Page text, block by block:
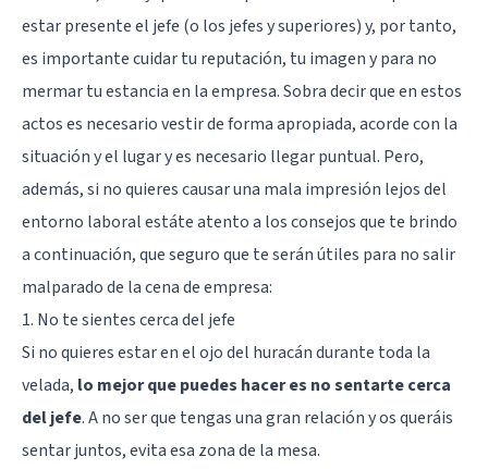
estar presente el jefe (o los jefes y superiores) y, por tanto,
es importante cuidar tu reputación, tu imagen y para no
mermar tu estancia en la empresa. Sobra decir que en estos
actos es necesario vestir de forma apropiada, acorde con la
situación y el lugar y es necesario llegar puntual. Pero,
además, si no quieres causar una mala impresión lejos del
entorno laboral estáte atento a los consejos que te brindo
a continuación, que seguro que te serán útiles para no salir
malparado de la cena de empresa:
1. No te sientes cerca del jefe
Si no quieres estar en el ojo del huracán durante toda la
velada, lo mejor que puedes hacer es no sentarte cerca
del jefe. A no ser que tengas una gran relación y os queráis
sentar juntos, evita esa zona de la mesa.